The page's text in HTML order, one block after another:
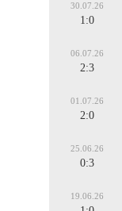
30.07.26
1:0
06.07.26
2:3
01.07.26
2:0
25.06.26
0:3
19.06.26